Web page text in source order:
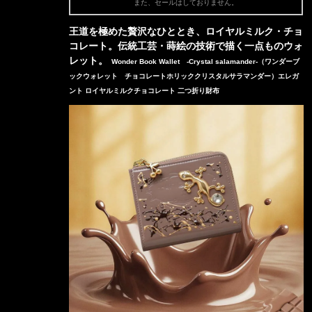
また、セールはしておりません。
王道を極めた贅沢なひととき、ロイヤルミルク・チョ
コレート。伝統工芸・蒔絵の技術で描く一点ものウォ
レット。
Wonder Book Wallet -Crystal salamander-（ワンダーブ
ックウォレット チョコレートホリッククリスタルサラマンダー）エレガ
ント ロイヤルミルクチョコレート 二つ折り財布